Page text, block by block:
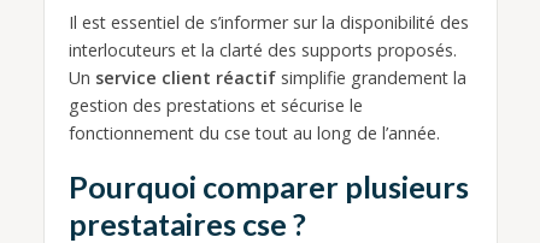
Il est essentiel de s’informer sur la disponibilité des
interlocuteurs et la clarté des supports proposés.
Un service client réactifsimplifie grandement la
gestion des prestations et sécurise le
fonctionnement du cse tout au long de l’année.
Pourquoi comparer plusieurs
prestataires cse ?